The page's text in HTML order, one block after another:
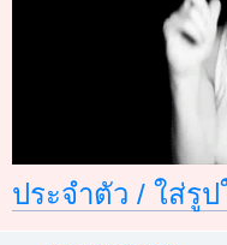
ประจำตัว / ใส่รู